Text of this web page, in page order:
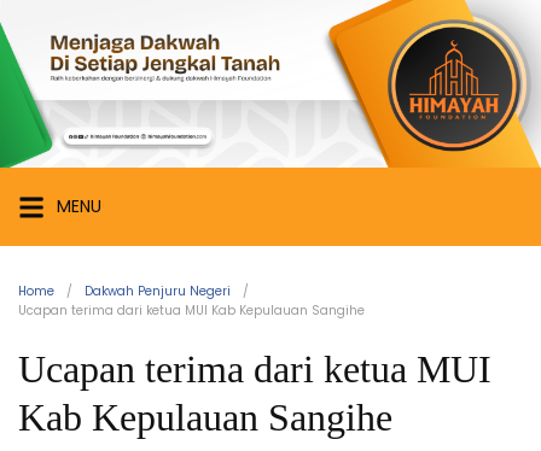
to
content
Himayah
Foundation
Menjaga
Dakwah
di
Setiap
Jengkal
MENU
Home
Dakwah Penjuru Negeri
Ucapan terima dari ketua MUI Kab Kepulauan Sangihe
Ucapan terima dari ketua MUI
Kab Kepulauan Sangihe